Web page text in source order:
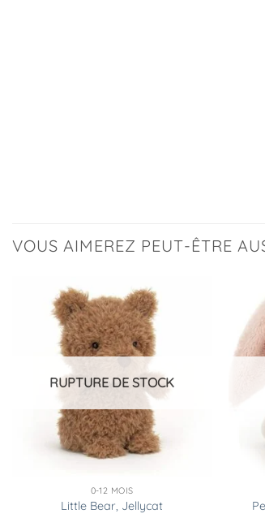
VOUS AIMEREZ PEUT-ÊTRE
RUPTURE DE STOCK
0-12 MOIS
Little Bear, Jellycat